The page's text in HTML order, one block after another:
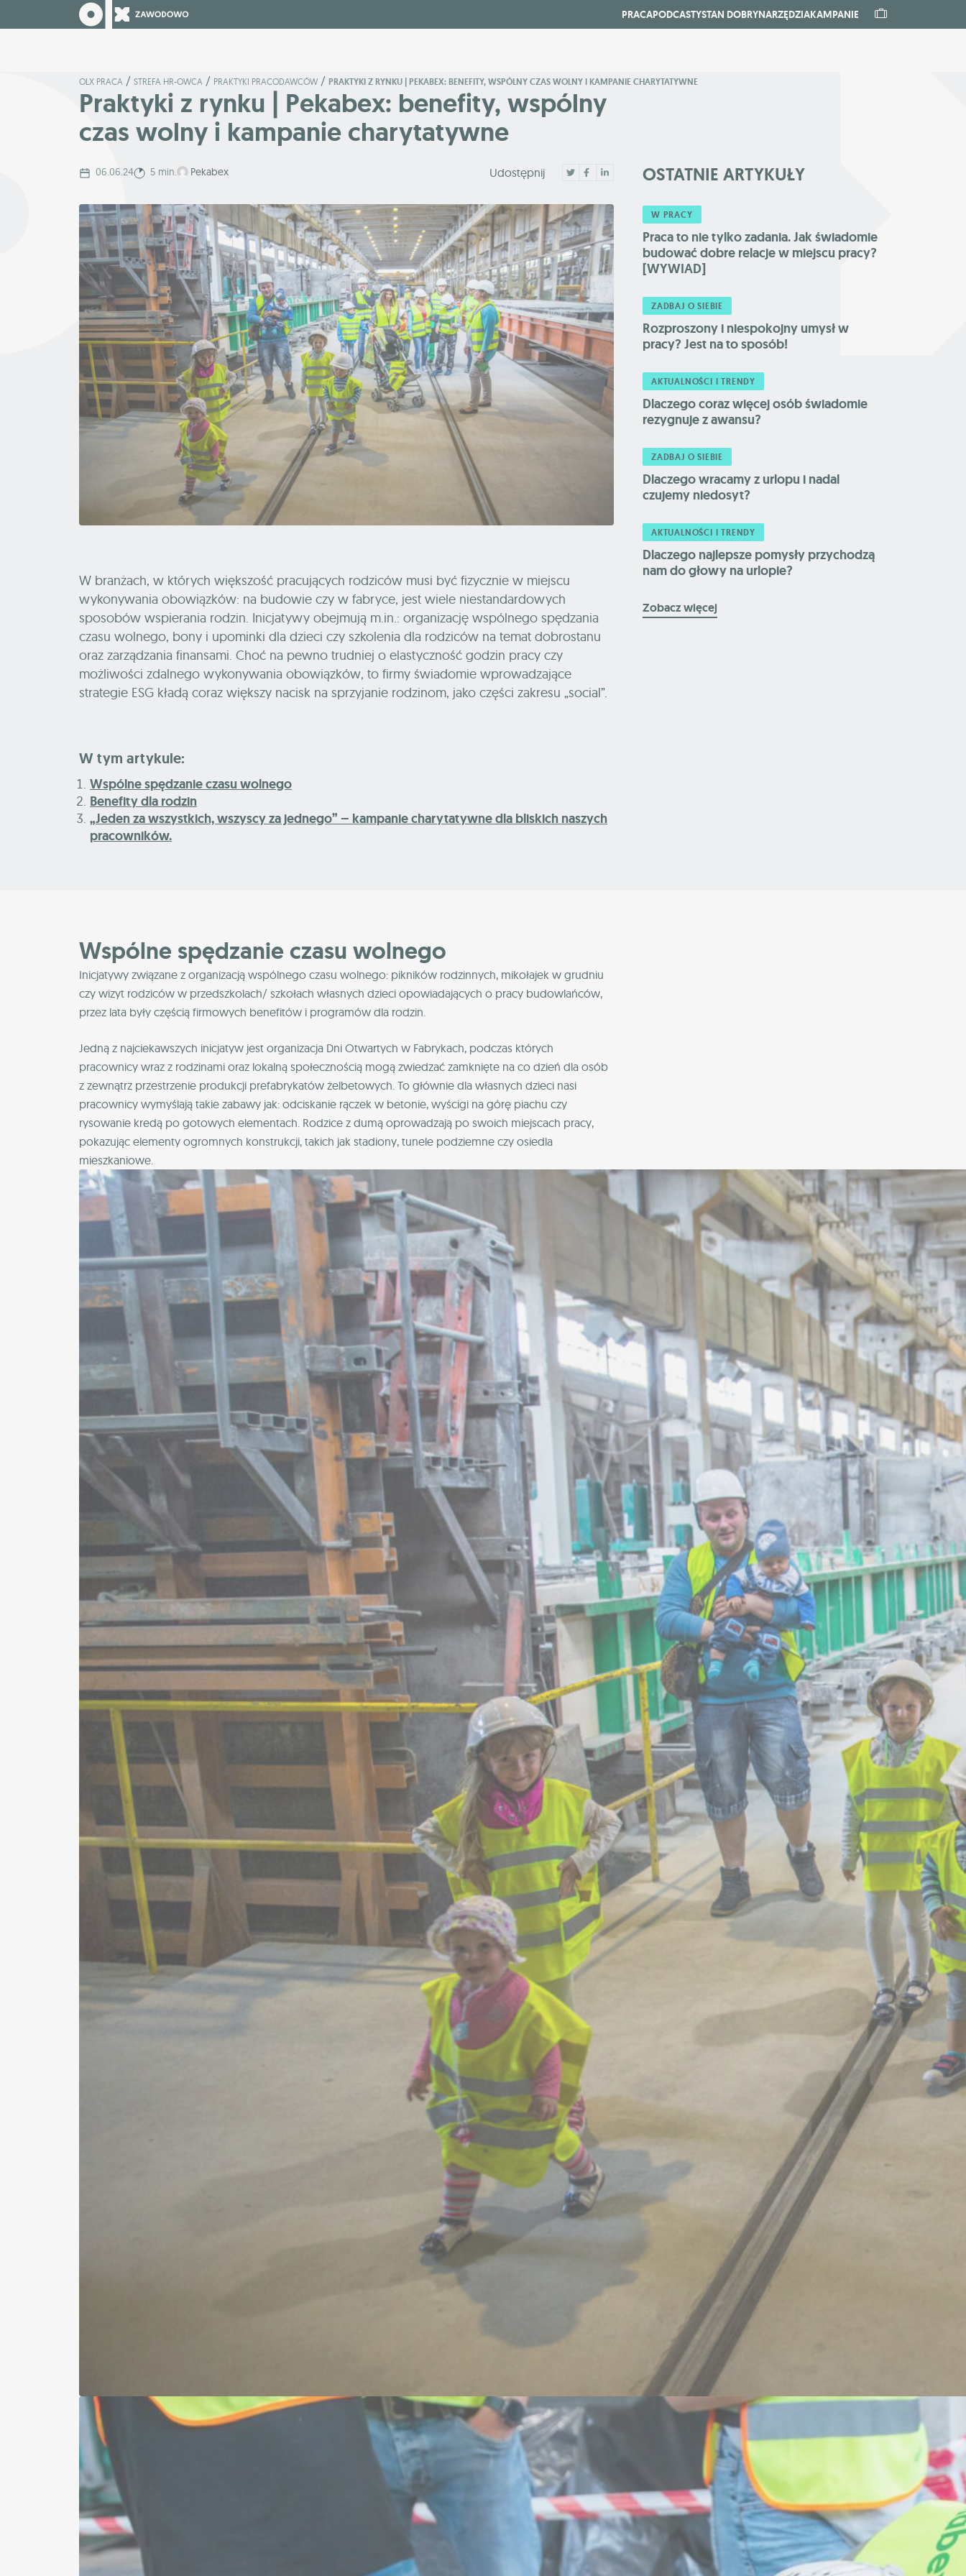
PRACAPODCASTYSTAN DOBRYNARZĘDZIAKAMPANIE
OLX PRACA / STREFA HR-OWCA / PRAKTYKI PRACODAWCÓW / PRAKTYKI Z RYNKU | PEKABEX: BENEFITY, WSPÓLNY CZAS WOLNY I KAMPANIE CHARYTATYWNE
Praktyki z rynku | Pekabex: benefity, wspólny
czas wolny i kampanie charytatywne
06.06.24 5 min. Pekabex Udostępnij
W branżach, w których większość pracujących rodziców musi być fizycznie w miejscu
wykonywania obowiązków: na budowie czy w fabryce, jest wiele niestandardowych
sposobów wspierania rodzin. Inicjatywy obejmują m.in.: organizację wspólnego spędzania
czasu wolnego, bony i upominki dla dzieci czy szkolenia dla rodziców na temat dobrostanu
oraz zarządzania finansami. Choć na pewno trudniej o elastyczność godzin pracy czy
możliwości zdalnego wykonywania obowiązków, to firmy świadomie wprowadzające
strategie ESG kładą coraz większy nacisk na sprzyjanie rodzinom, jako części zakresu „social”.
W tym artykule:
Wspólne spędzanie czasu wolnego
Benefity dla rodzin
„Jeden za wszystkich, wszyscy za jednego” – kampanie charytatywne dla bliskich naszych
pracowników.
OSTATNIE ARTYKUŁY
W PRACY
Praca to nie tylko zadania. Jak świadomie
budować dobre relacje w miejscu pracy?
[WYWIAD]
ZADBAJ O SIEBIE
Rozproszony i niespokojny umysł w
pracy? Jest na to sposób!
AKTUALNOŚCI I TRENDY
Dlaczego coraz więcej osób świadomie
rezygnuje z awansu?
ZADBAJ O SIEBIE
Dlaczego wracamy z urlopu i nadal
czujemy niedosyt?
AKTUALNOŚCI I TRENDY
Dlaczego najlepsze pomysły przychodzą
nam do głowy na urlopie?
Zobacz więcej
Wspólne spędzanie czasu wolnego
Inicjatywy związane z organizacją wspólnego czasu wolnego: pikników rodzinnych, mikołajek w grudniu
czy wizyt rodziców w przedszkolach/ szkołach własnych dzieci opowiadających o pracy budowlańców,
przez lata były częścią firmowych benefitów i programów dla rodzin.
Jedną z najciekawszych inicjatyw jest organizacja Dni Otwartych w Fabrykach, podczas których
pracownicy wraz z rodzinami oraz lokalną społecznością mogą zwiedzać zamknięte na co dzień dla osób
z zewnątrz przestrzenie produkcji prefabrykatów żelbetowych. To głównie dla własnych dzieci nasi
pracownicy wymyślają takie zabawy jak: odciskanie rączek w betonie, wyścigi na górę piachu czy
rysowanie kredą po gotowych elementach. Rodzice z dumą oprowadzają po swoich miejscach pracy,
pokazując elementy ogromnych konstrukcji, takich jak stadiony, tunele podziemne czy osiedla
mieszkaniowe.